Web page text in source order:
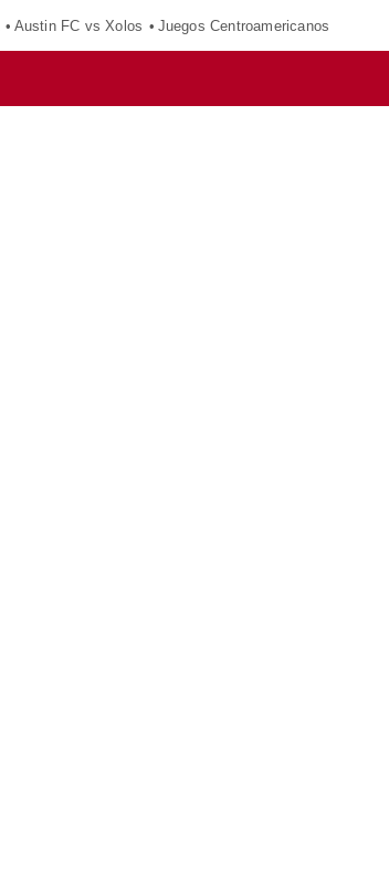
Austin FC vs Xolos Juegos Centroamericanos